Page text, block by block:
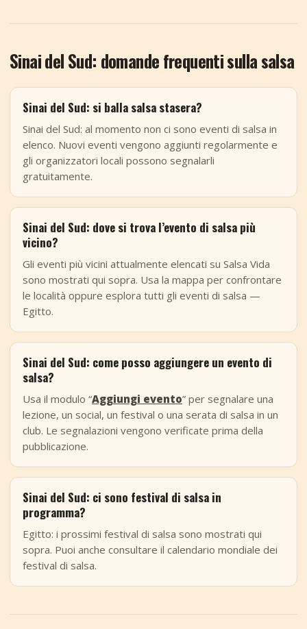
Sinai del Sud: domande frequenti sulla salsa
Sinai del Sud: si balla salsa stasera?
Sinai del Sud: al momento non ci sono eventi di salsa in
elenco. Nuovi eventi vengono aggiunti regolarmente e
gli organizzatori locali possono segnalarli
gratuitamente.
Sinai del Sud: dove si trova l’evento di salsa più
vicino?
Gli eventi più vicini attualmente elencati su Salsa Vida
sono mostrati qui sopra. Usa la mappa per confrontare
le località oppure esplora tutti gli eventi di salsa —
Egitto.
Sinai del Sud: come posso aggiungere un evento di
salsa?
Usa il modulo “Aggiungi evento” per segnalare una
lezione, un social, un festival o una serata di salsa in un
club. Le segnalazioni vengono verificate prima della
pubblicazione.
Sinai del Sud: ci sono festival di salsa in
programma?
Egitto: i prossimi festival di salsa sono mostrati qui
sopra. Puoi anche consultare il calendario mondiale dei
festival di salsa.